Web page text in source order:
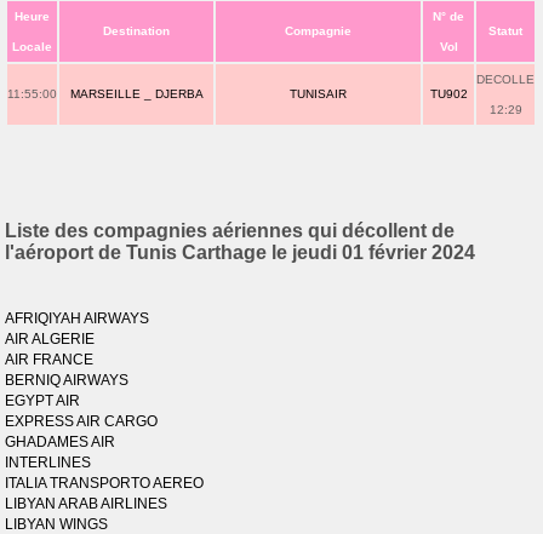
Heure
Locale
Destination Compagnie
N° de
Vol
Statut
11:55:00 MARSEILLE _ DJERBA TUNISAIR TU902
DECOLLE
12:29
Liste des compagnies aériennes qui décollent de
l'aéroport de Tunis Carthage le jeudi 01 février 2024
AFRIQIYAH AIRWAYS
AIR ALGERIE
AIR FRANCE
BERNIQ AIRWAYS
EGYPT AIR
EXPRESS AIR CARGO
GHADAMES AIR
INTERLINES
ITALIA TRANSPORTO AEREO
LIBYAN ARAB AIRLINES
LIBYAN WINGS